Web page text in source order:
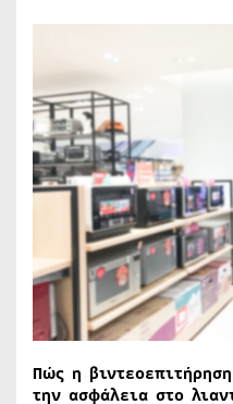
Πώς η
την ασφάλεια στο